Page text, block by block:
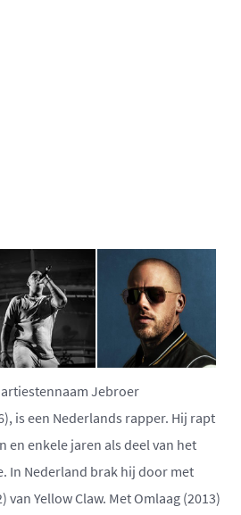
Jebroer
is een Nederlands rapper. Hij rapt
en enkele jaren als deel van het
In Nederland brak hij door met
van Yellow Claw. Met Omlaag (2013)